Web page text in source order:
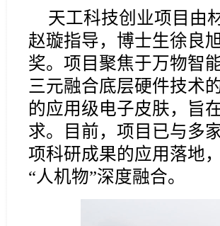
天工科技创业项目由
赵璇指导，博士生徐良
奖。项目聚焦于万物智
三元融合底层硬件技术
的应用级电子皮肤，旨
求。目前，项目已与多
项科研成果的应用落地
“人机物”深度融合。